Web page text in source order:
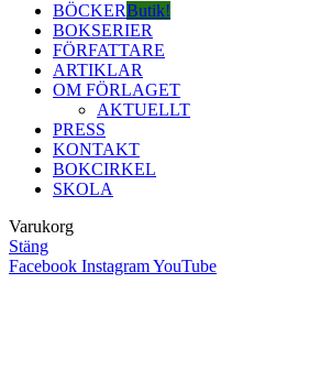
BÖCKERButik!
BOKSERIER
FÖRFATTARE
ARTIKLAR
OM FÖRLAGET
AKTUELLT
PRESS
KONTAKT
BOKCIRKEL
SKOLA
Varukorg
Stäng
Facebook InstagramYouTube